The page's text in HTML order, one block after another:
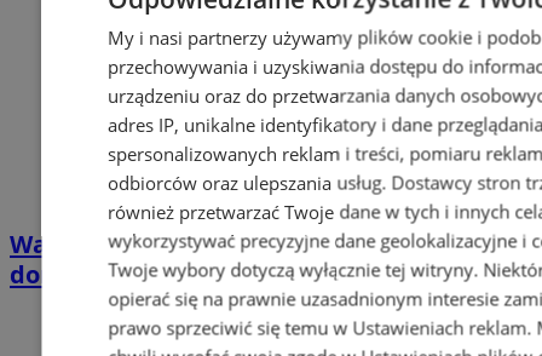
Wakacyjny wypoczynek nad Bałtykiem w
domkach Szmaragdowe Morze
My i nasi partnerzy używamy plików cookie i
przechowywania i uzyskiwania dostępu do
urządzeniu oraz do przetwarzania danych
adres IP, unikalne identyfikatory i dane
spersonalizowanych reklam i treści, pomiaru
odbiorców oraz ulepszania usług. Dostawcy stron
również przetwarzać Twoje dane w tych i innych
wykorzystywać precyzyjne dane geolokalizacyjne i
Twoje wybory dotyczą wyłącznie tej witryny.
opierać się na prawnie uzasadnionym interesie
prawo sprzeciwić się temu w Ustawieniach reklam.